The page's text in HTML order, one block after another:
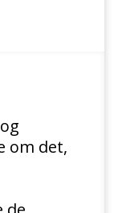
om det,